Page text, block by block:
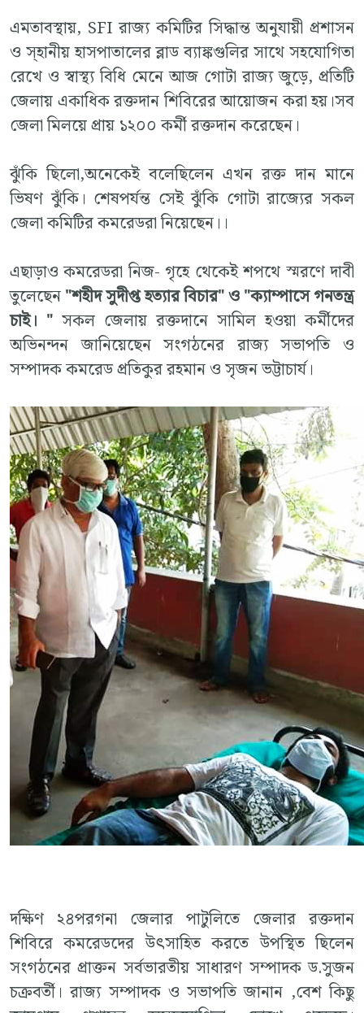
এমতাবস্থায়, SFI রাজ্য কমিটির সিদ্ধান্ত অনুযায়ী প্রশাসন
ও স্হানীয় হাসপাতালের ব্লাড ব্যাঙ্কগুলির সাথে সহযোগিতা
রেখে ও স্বাস্থ্য বিধি মেনে আজ গোটা রাজ্য জুড়ে, প্রতিটি
জেলায় একাধিক রক্তদান শিবিরের আয়োজন করা হয়।সব
জেলা মিলয়ে প্রায় ১২০০ কর্মী রক্তদান করেছেন।
ঝুঁকি ছিলো,অনেকেই বলেছিলেন এখন রক্ত দান মানে
ভিষণ ঝুঁকি। শেষপর্যন্ত সেই ঝুঁকি গোটা রাজ্যের সকল
জেলা কমিটির কমরেডরা নিয়েছেন।।
এছাড়াও কমরেডরা নিজ- গৃহে থেকেই শপথে স্মরণে দাবী
তুলেছেন"শহীদ সুদীপ্ত হত্যার বিচার" ও "ক্যাম্পাসে গনতন্ত্র
চাই। " সকল জেলায় রক্তদানে সামিল হওয়া কর্মীদের
অভিনন্দন জানিয়েছেন সংগঠনের রাজ্য সভাপতি ও
সম্পাদক কমরেড প্রতিকুর রহমান ও সৃজন ভট্টাচার্য।
দক্ষিণ ২৪পরগনা জেলার পাটুলিতে জেলার রক্তদান
শিবিরে কমরেডদের উৎসাহিত করতে উপস্থিত ছিলেন
সংগঠনের প্রাক্তন সর্বভারতীয় সাধারণ সম্পাদক ড.সুজন
চক্রবর্তী। রাজ্য সম্পাদক ও সভাপতি জানান ,বেশ কিছু